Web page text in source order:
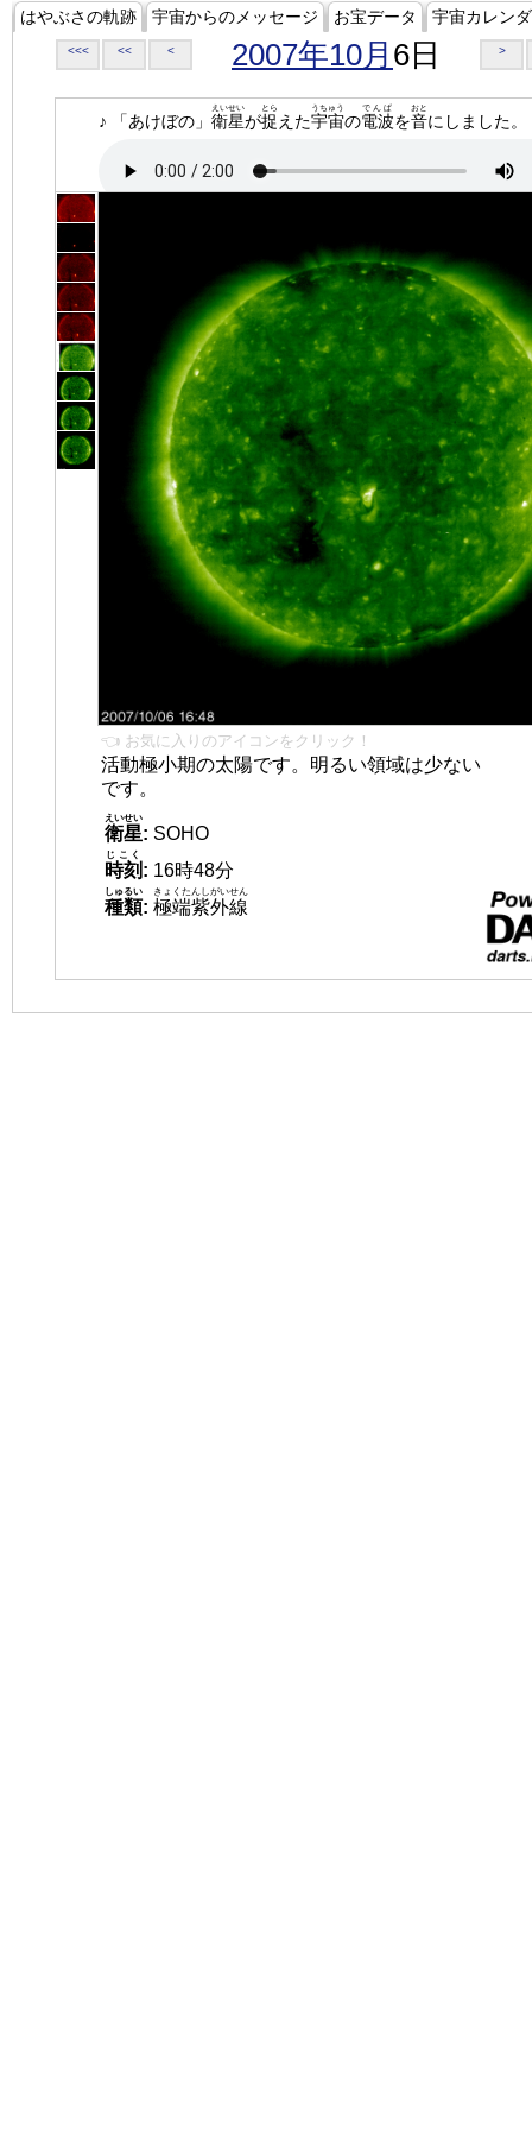
はやぶさの軌跡 宇宙からのメッセージ お宝データ 宇宙カレン
<<< << < 2007年10月 6日 >
♪ 「あけぼの」 衛星
えいせい
が捉
とら
えた宇宙
うちゅう
の電波
でんぱ
を音
おと
にしました。
👈 お気に入りのアイコンをクリック！
活動極小期の太陽です。明るい領域は少ない
です。
衛星
えいせい
: SOHO
時刻
じこく
: 16時48分
種類
しゅるい
: 極端紫外線
きょくたんしがいせん